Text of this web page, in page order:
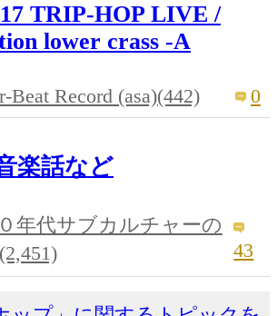
TRIP-HOP LIVE /
lower crass -A
Beat Record (asa)(442) 0
楽話など
年代サブカルチャーの
43